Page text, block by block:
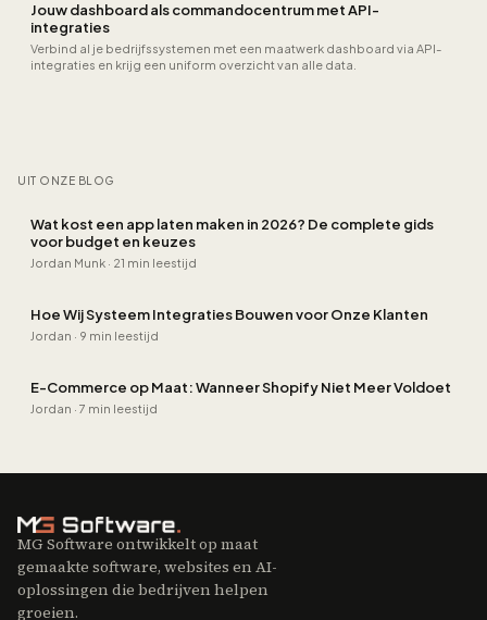
Jouw dashboard als commandocentrum met API-
integraties
Verbind al je bedrijfssystemen met een maatwerk dashboard via API-
integraties en krijg een uniform overzicht van alle data.
UIT ONZE BLOG
Wat kost een app laten maken in 2026? De complete gids
voor budget en keuzes
Jordan Munk · 21 min leestijd
Hoe Wij Systeem Integraties Bouwen voor Onze Klanten
Jordan · 9 min leestijd
E-Commerce op Maat: Wanneer Shopify Niet Meer Voldoet
Jordan · 7 min leestijd
MG Software ontwikkelt op maat
gemaakte software, websites en AI-
oplossingen die bedrijven helpen
groeien.